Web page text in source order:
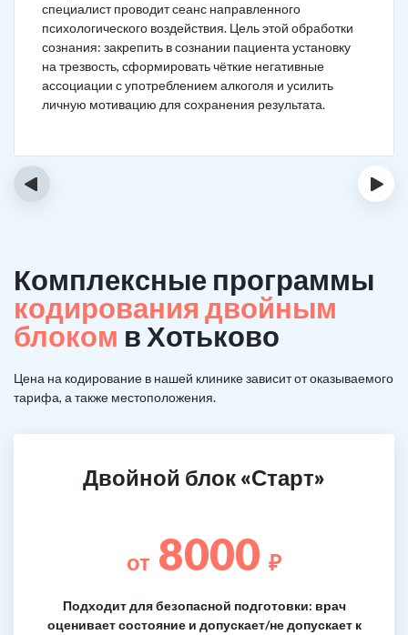
специалист проводит сеанс направленного
психологического воздействия. Цель этой обработки
сознания: закрепить в сознании пациента установку
на трезвость, сформировать чёткие негативные
ассоциации с употреблением алкоголя и усилить
личную мотивацию для сохранения результата.
‹ ›
Комплексные программы
кодирования двойным
блоком в Хотьково
Цена на кодирование в нашей клинике зависит от оказываемого
тарифа, а также местоположения.
Двойной блок «Старт»
от 8000 ₽
Подходит для безопасной подготовки: врач
оценивает состояние и допускает/не допускает к